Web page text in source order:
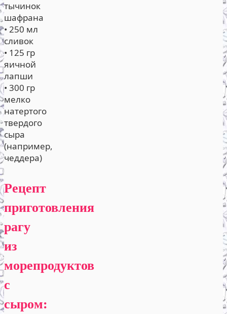
тычинок
шафрана
• 250 мл
сливок
• 125 гр
яичной
лапши
• 300 гр
мелко
натертого
твердого
сыра
(например,
чеддера)
Рецепт
приготовления
рагу
из
морепродуктов
с
сыром: